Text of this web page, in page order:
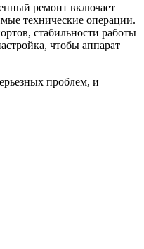
ремонт включает
технические операции.
стабильности работы
чтобы аппарат
проблем, и